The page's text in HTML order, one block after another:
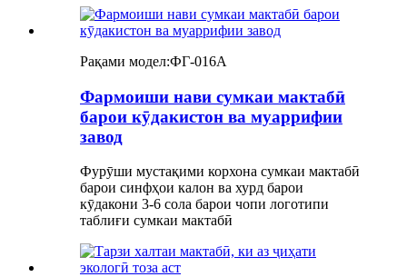
Рақами модел:ФГ-016А
Фармоиши нави сумкаи мактабӣ
барои кӯдакистон ва муаррифии
завод
Фурӯши мустақими корхона сумкаи мактабӣ
барои синфҳои калон ва хурд барои
кӯдакони 3-6 сола барои чопи логотипи
таблиғи сумкаи мактабӣ